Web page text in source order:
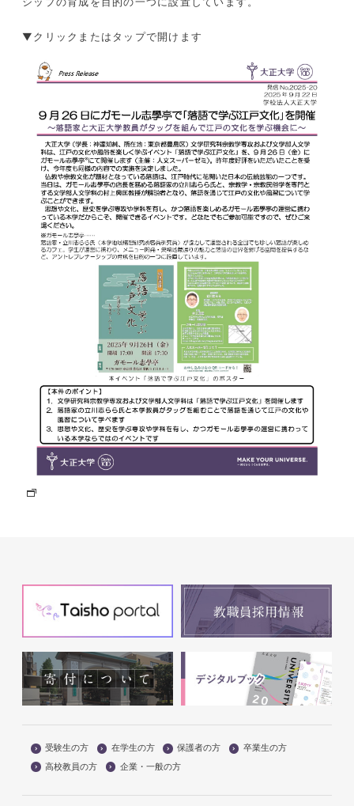
▼クリックまたはタップで開けます
受験生の方 在学生の方 保護者の方
卒業生の方
高校教員の方
企業・一般の方